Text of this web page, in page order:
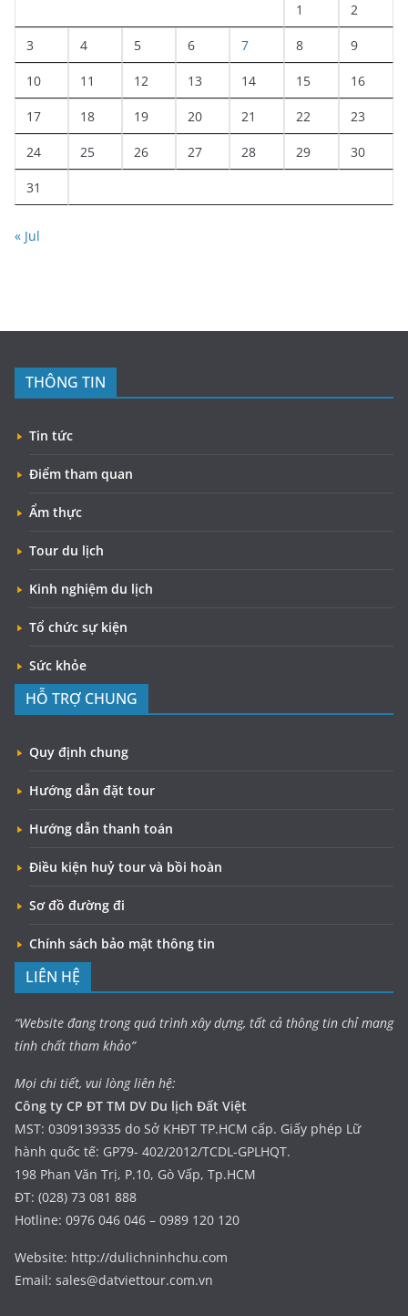
1 2
3 4 5 6 7 8 9
10 11 12 13 14 15 16
17 18 19 20 21 22 23
24 25 26 27 28 29 30
31
« Jul
THÔNG TIN
Tin tức
Điểm tham quan
Ẩm thực
Tour du lịch
Kinh nghiệm du lịch
Tổ chức sự kiện
Sức khỏe
HỖ TRỢ CHUNG
Quy định chung
Hướng dẫn đặt tour
Hướng dẫn thanh toán
Điều kiện huỷ tour và bồi hoàn
Sơ đồ đường đi
Chính sách bảo mật thông tin
LIÊN HỆ
“Website đang trong quá trình xây dựng, tất cả thông tin chỉ mang
tính chất tham khảo”
Mọi chi tiết, vui lòng liên hệ:
Công ty CP ĐT TM DV Du lịch Đất Việt
MST: 0309139335 do Sở KHĐT TP.HCM cấp. Giấy phép Lữ
hành quốc tế: GP79- 402/2012/TCDL-GPLHQT.
198 Phan Văn Trị, P.10, Gò Vấp, Tp.HCM
ĐT: (028) 73 081 888
Hotline: 0976 046 046 – 0989 120 120
Website: http://dulichninhchu.com
Email: sales@datviettour.com.vn